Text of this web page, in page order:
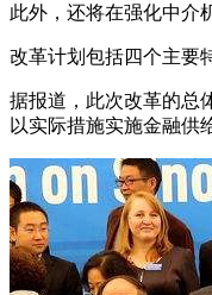
此外，还将在强化中介
改革计划包括四个主要
据报道，此次改革的总
以实际措施实施金融供